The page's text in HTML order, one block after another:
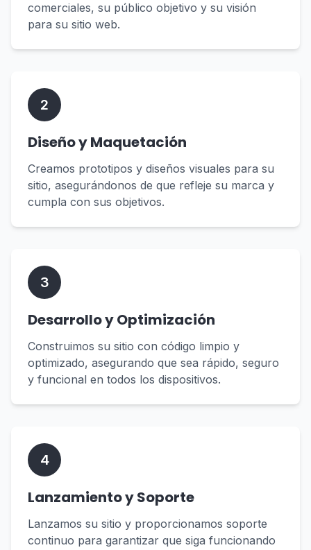
comerciales, su público objetivo y su visión
para su sitio web.
2
Diseño y Maquetación
Creamos prototipos y diseños visuales para su
sitio, asegurándonos de que refleje su marca y
cumpla con sus objetivos.
3
Desarrollo y Optimización
Construimos su sitio con código limpio y
optimizado, asegurando que sea rápido, seguro
y funcional en todos los dispositivos.
4
Lanzamiento y Soporte
Lanzamos su sitio y proporcionamos soporte
continuo para garantizar que siga funcionando